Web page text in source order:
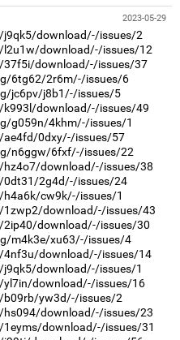
2023-05-29
download/-/issues/2
download/-/issues/12
37f5i/download/-/issues/37
6tg62/2r6m/-/issues/6
jc6pv/j8b1/-/issues/5
download/-/issues/49
g059n/4khm/-/issues/1
ae4fd/0dxy/-/issues/57
n6ggw/6fxf/-/issues/22
download/-/issues/38
0dt31/2g4d/-/issues/24
cw9k/-/issues/1
download/-/issues/43
download/-/issues/30
m4k3e/xu63/-/issues/4
4nf3u/download/-/issues/14
download/-/issues/1
download/-/issues/16
b09rb/yw3d/-/issues/2
download/-/issues/23
download/-/issues/31